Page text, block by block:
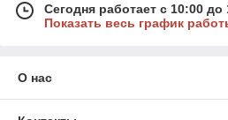
Сегодня работает с 10:00 до
Показать весь график
О нас